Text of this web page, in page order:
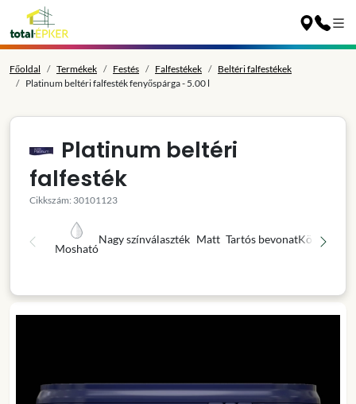
Főoldal Termékek Festés Falfestékek
Beltéri falfestékek
Platinum beltéri falfesték fenyőspárga - 5.00 l
Platinum beltéri
falfesték
Cikkszám: 30101123
Mosható
Nagy színválaszték Matt Tartós bevonatKönnyű